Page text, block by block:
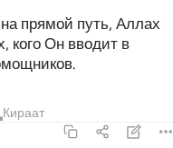
прямой путь, Аллах
кого Он вводит в
Кираат